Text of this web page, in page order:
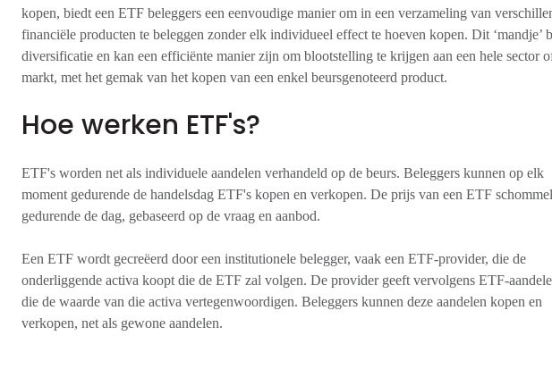
kopen, biedt een ETF beleggers een eenvoudige manier om in een verzameling van
financiële producten te beleggen zonder elk individueel effect te hoeven kopen. Dit ‘mandje’
diversificatie en kan een efficiënte manier zijn om blootstelling te krijgen aan een hele sector
markt, met het gemak van het kopen van een enkel beursgenoteerd product.
Hoe werken ETF's?
ETF's worden net als individuele aandelen verhandeld op de beurs. Beleggers kunnen op elk
moment gedurende de handelsdag ETF's kopen en verkopen. De prijs van een ETF
gedurende de dag, gebaseerd op de vraag en aanbod.
Een ETF wordt gecreëerd door een institutionele belegger, vaak een ETF-provider, die de
onderliggende activa koopt die de ETF zal volgen. De provider geeft vervolgens ETF-
die de waarde van die activa vertegenwoordigen. Beleggers kunnen deze aandelen kopen en
verkopen, net als gewone aandelen.